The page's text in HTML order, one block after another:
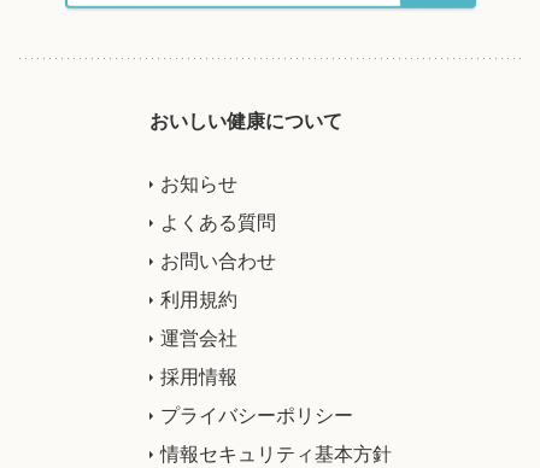
おいしい健康について
お知らせ
よくある質問
お問い合わせ
利用規約
運営会社
採用情報
プライバシーポリシー
情報セキュリティ基本方針